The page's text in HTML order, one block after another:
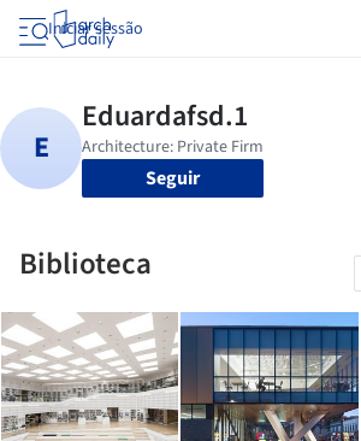
Iniciar sessão
Seguir
Biblioteca